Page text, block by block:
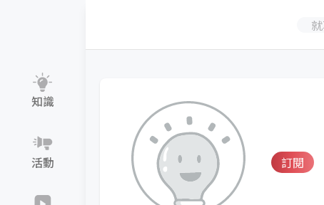
知識
活動 訂閱